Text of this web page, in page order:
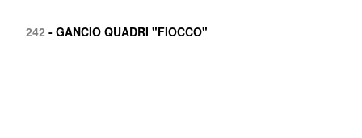
242 - GANCIO QUADRI "FIOCCO"